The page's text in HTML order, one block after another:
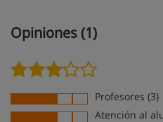
Opiniones (1)
Profesores (3)
Atención al